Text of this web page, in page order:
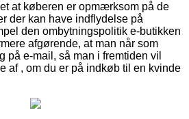
at køberen er opmærksom på de
der kan have indflydelse på
den ombytningspolitik e-butikken
afgørende, at man når som
på e-mail, så man i fremtiden vil
af , om du er på indkøb til en kvinde